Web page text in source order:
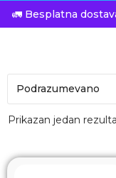
🚛 Besplatna
Prikazan jedan